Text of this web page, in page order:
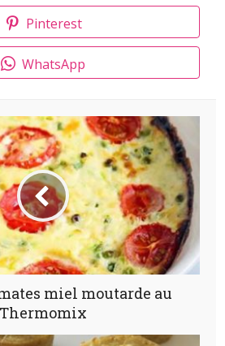
Pinterest
WhatsApp
miel moutarde au
Thermomix